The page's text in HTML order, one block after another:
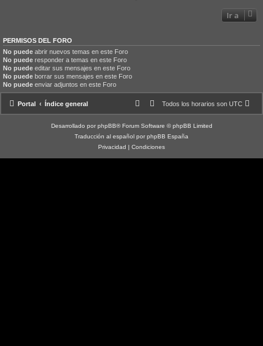
Ir a
PERMISOS DEL FORO
No puede abrir nuevos temas en este Foro
No puede responder a temas en este Foro
No puede editar sus mensajes en este Foro
No puede borrar sus mensajes en este Foro
No puede enviar adjuntos en este Foro
Portal Índice general Todos los horarios son UTC
Desarrollado por phpBB® Forum Software © phpBB Limited
Traducción al español por phpBB España
Privacidad | Condiciones